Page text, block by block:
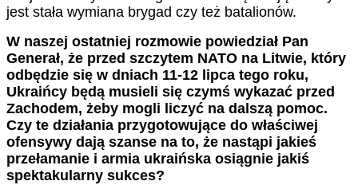
jest stała wymiana brygad czy też batalionów.
W naszej ostatniej rozmowie powiedział Pan
Generał, że przed szczytem NATO na Litwie, który
odbędzie się w dniach 11-12 lipca tego roku,
Ukraińcy będą musieli się czymś wykazać przed
Zachodem, żeby mogli liczyć na dalszą pomoc.
Czy te działania przygotowujące do właściwej
ofensywy dają szanse na to, że nastąpi jakieś
przełamanie i armia ukraińska osiągnie jakiś
spektakularny sukces?